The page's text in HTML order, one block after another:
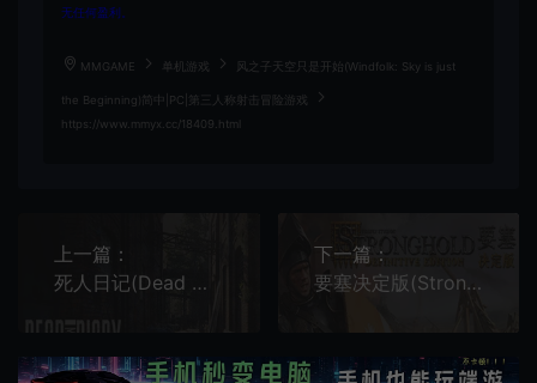
无任何盈利。
MMGAME 单机游戏 风之子天空只是开始(Windfolk: Sky is just
the Beginning)简中|PC|第三人称射击冒险游戏
https://www.mmyx.cc/18409.html
上一篇：
死人日记(Dead Man's Diary)简中|PC|后末世世界动作生存解谜游戏
下一篇：
要塞决定版(Stronghold: Definitive Edition)经典即时战略游戏|下载